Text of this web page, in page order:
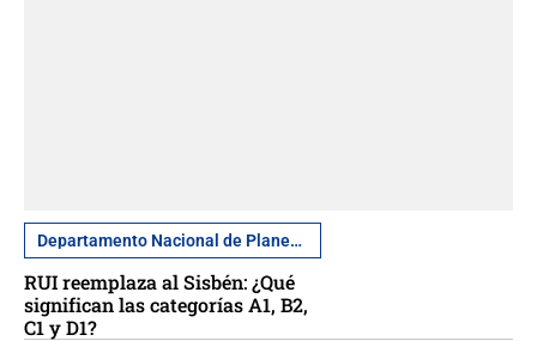
Departamento Nacional de Planeación
RUI reemplaza al Sisbén: ¿Qué
significan las categorías A1, B2,
C1 y D1?